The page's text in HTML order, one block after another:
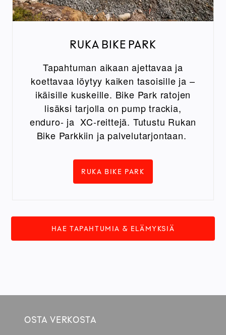
RUKA BIKE PARK
Tapahtuman aikaan ajettavaa ja
koettavaa löytyy kaiken tasoisille ja –
ikäisille kuskeille. Bike Park ratojen
lisäksi tarjolla on pump trackia,
enduro- ja XC-reittejä. Tutustu Rukan
Bike Parkkiin ja palvelutarjontaan.
RUKA BIKE PARK
HAE TAPAHTUMIA & ELÄMYKSIÄ
OSTA VERKOSTA